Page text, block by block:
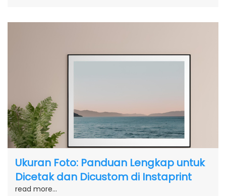
Ukuran Foto: Panduan Lengkap untuk
Dicetak dan Dicustom di Instaprint
read more...